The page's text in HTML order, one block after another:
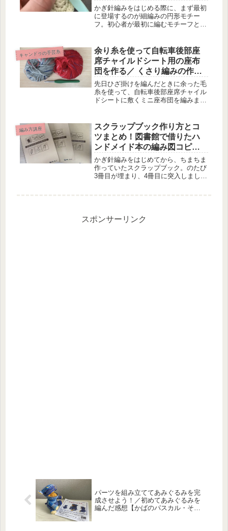
なミスと編み図通りに編むた
めに押さえておきたいコツ
かぎ針編みをはじめる際に、まず最初
に登場するのが細編みの円形モチー
フ。初心者が最初に編むモチーフとし
ぎ針編みをはじめたばかり頃、地味に
苦戦しました。苦戦というのも、編め
ないと...
キャンドゥの手芸糸
余り糸を使って自転車後部座
席チャイルドシート用の座布
団を作る／ くさり編みの作り
目で長さが足りないor余った
ときの対処法 【自転車チャイ
ルドシートのミニ座布団・前
先日ひざ掛けを編んだときに余った毛
糸を使って、自転車後部座席チャイル
ドシートに敷くミニ座布団を編みまし
りました。
編み方講座
スクラップブック作り方とコ
ツまとめ！図書館で借りたハ
ンドメイド本の編み図コピー
やキットの説明書を読み返し
しやすく簡単に保存しておく
方法
かぎ針編みをはじめてから、ちまちま
作っていたスクラップブック。のたび
3冊目が埋まり、4冊目に突入しまし
は、その方法を紹介しようと思いま
す。
スポンサーリンク
パーツを組み立ててあみぐるみを完
成させよう！／初めてあみぐるみを
編んだ感想【かばのパスカル・その